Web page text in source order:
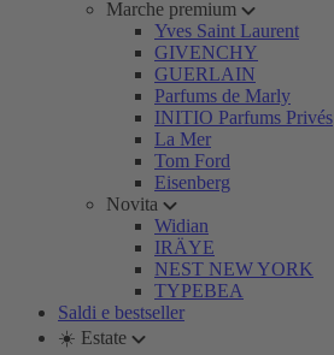
Marche premium
Yves Saint Laurent
GIVENCHY
GUERLAIN
Parfums de Marly
INITIO Parfums Privés
La Mer
Tom Ford
Eisenberg
Novita
Widian
IRÄYE
NEST NEW YORK
TYPEBEA
Saldi e bestseller
☀️ Estate